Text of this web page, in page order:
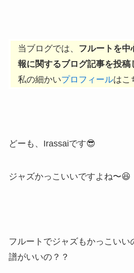
当ブログでは、
フルートを中
報に関するブログ記事を投稿
私の細かいプロフィールはこ
どーも、Irassaiです😎
ジャズかっこいいですよね〜😆
フルートでジャズもかっこいい
譜がいいの？？